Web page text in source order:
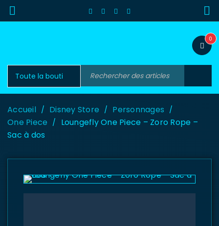
0
Accueil / Disney Store / Personnages /
One Piece /
Loungefly One Piece – Zoro Rope –
Sac à dos